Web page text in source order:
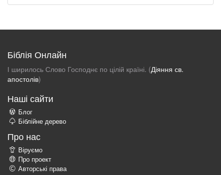
Біблія Онлайн
І ширилось Слово Господнє по цілій країні. (Діяння св.
апостолів)
Наші сайти
Блог
Біблійне дерево
Про нас
Віруємо
Про проект
Авторські права